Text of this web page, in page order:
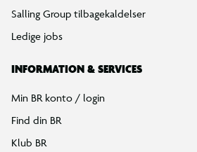
Salling Group tilbagekaldelser
Ledige jobs
INFORMATION & SERVICES
Min BR konto / login
Find din BR
Klub BR